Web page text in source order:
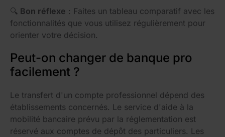
🔍 Bon réflexe : Faites un tableau comparatif avec les
fonctionnalités que vous utilisez régulièrement pour
orienter votre décision.
Peut-on changer de banque pro
facilement ?
Le transfert d'un compte professionnel dépend des
établissements concernés. Le service d'aide à la
mobilité bancaire prévu par la réglementation est
réservé aux comptes de dépôt des particuliers. Les